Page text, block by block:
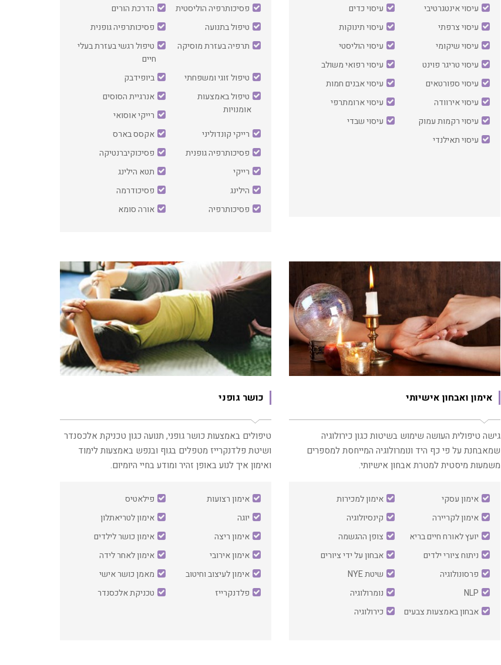
עיסוי אינטגרטיבי
עיסוי כדים
עיסוי צרפתי
עיסוי תינוקות
עיסוי שיקומי
עיסוי הוליסטי
עיסוי טריגר פוינט
עיסוי רפואי משולב
עיסוי ספורטאים
עיסוי אבנים חמות
עיסוי אירוודה
עיסוי ארומתרפי
עיסוי רקמות עמוק
עיסוי שבדי
עיסוי תאילנדי
פסיכותרפיה הוליסטית
הדרכת הורים
טיפול בתנועה
פסיכותרפיה גופנית
תרפיה בעזרת מוסיקה
טיפול רגשי בעזרת בעלי
חיים
טיפול זוגי ומשפחתי
ביופידבק
טיפול באמצעות
אומנויות
אנרגיית הסוסים
רייקי אוסואי
רייקי קונדוליני
אקסס בארס
פסיכותרפיה גופנית
פסיכוקיברנטיקה
רייקי
תטא הילינג
הילינג
פסיכודרמה
פסיכותרפיה
אורה סומא
אימון ואבחון אישיותי
‏גישה טיפולית העושה שימוש בשיטות כגון כירולוגיה
שמאבחנת על פי כף היד ונומרולוגיה המייחסת למספרים
משמעות מיסטית למטרת אבחון אישיותי.
אימון עסקי
אימון למכירות
אימון לקריירה
קינסיולוגיה
יועץ לאורח חיים בריא
צופן ההגשמה
ניתוח ציורי ילדים
אבחון על ידי ציורים
פרסונולוגיה
שיטת NYE
NLP
נומרולוגיה
אבחון באמצעות צבעים
כירולוגיה
כושר גופני
‏טיפולים באמצעות כושר גופני, תנועה כגון טכניקת אלכסנדר
ושיטת פלדנקרייז מטפלים בגוף ובנפש באמצעות לימוד
ואימון איך לנוע באופן זהיר ומודע בחיי היומיום.
אימון רצועות
פילאטיס
יוגה
אימון לטריאתלון
אימון ריצה
אימון כושר לילדים
אימון אירובי
אימון לאחר לידה
אימון לעיצוב וחיטוב
מאמן כושר אישי
פלדנקרייז
טכניקת אלכסנדר